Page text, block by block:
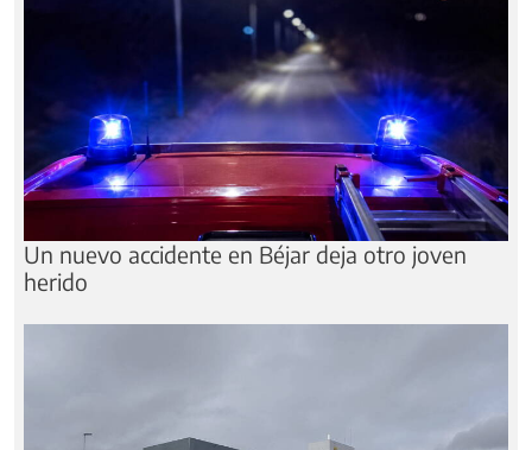
Un nuevo accidente en Béjar deja otro joven
herido